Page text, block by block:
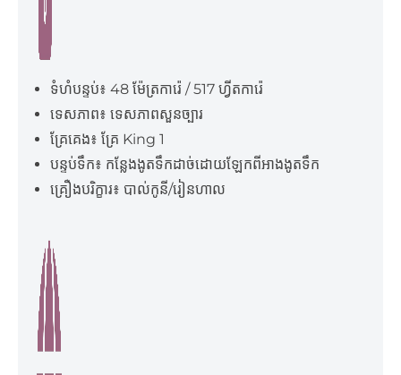
ទំហំបន្ទប់៖ 48 ម៉ែត្រការ៉េ / 517 ហ្វីតការ៉េ
ទេសភាព៖ ទេសភាពសួនច្បារ
គ្រែគេង៖ គ្រែ King 1
បន្ទប់ទឹក៖ កន្លែងងូតទឹកដាច់ដោយឡែកពីអាងងូតទឹក
គ្រឿងបរិក្ខារ៖ បាល់កូនី/រៀនហាល